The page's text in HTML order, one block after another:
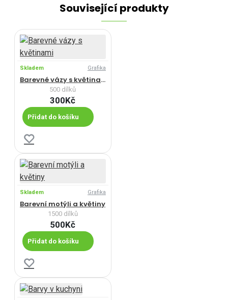
Související produkty
Skladem Grafika
Barevné vázy s květinami
500 dílků
300Kč
Přidat do košíku
Skladem Grafika
Barevní motýli a květiny
1500 dílků
500Kč
Přidat do košíku